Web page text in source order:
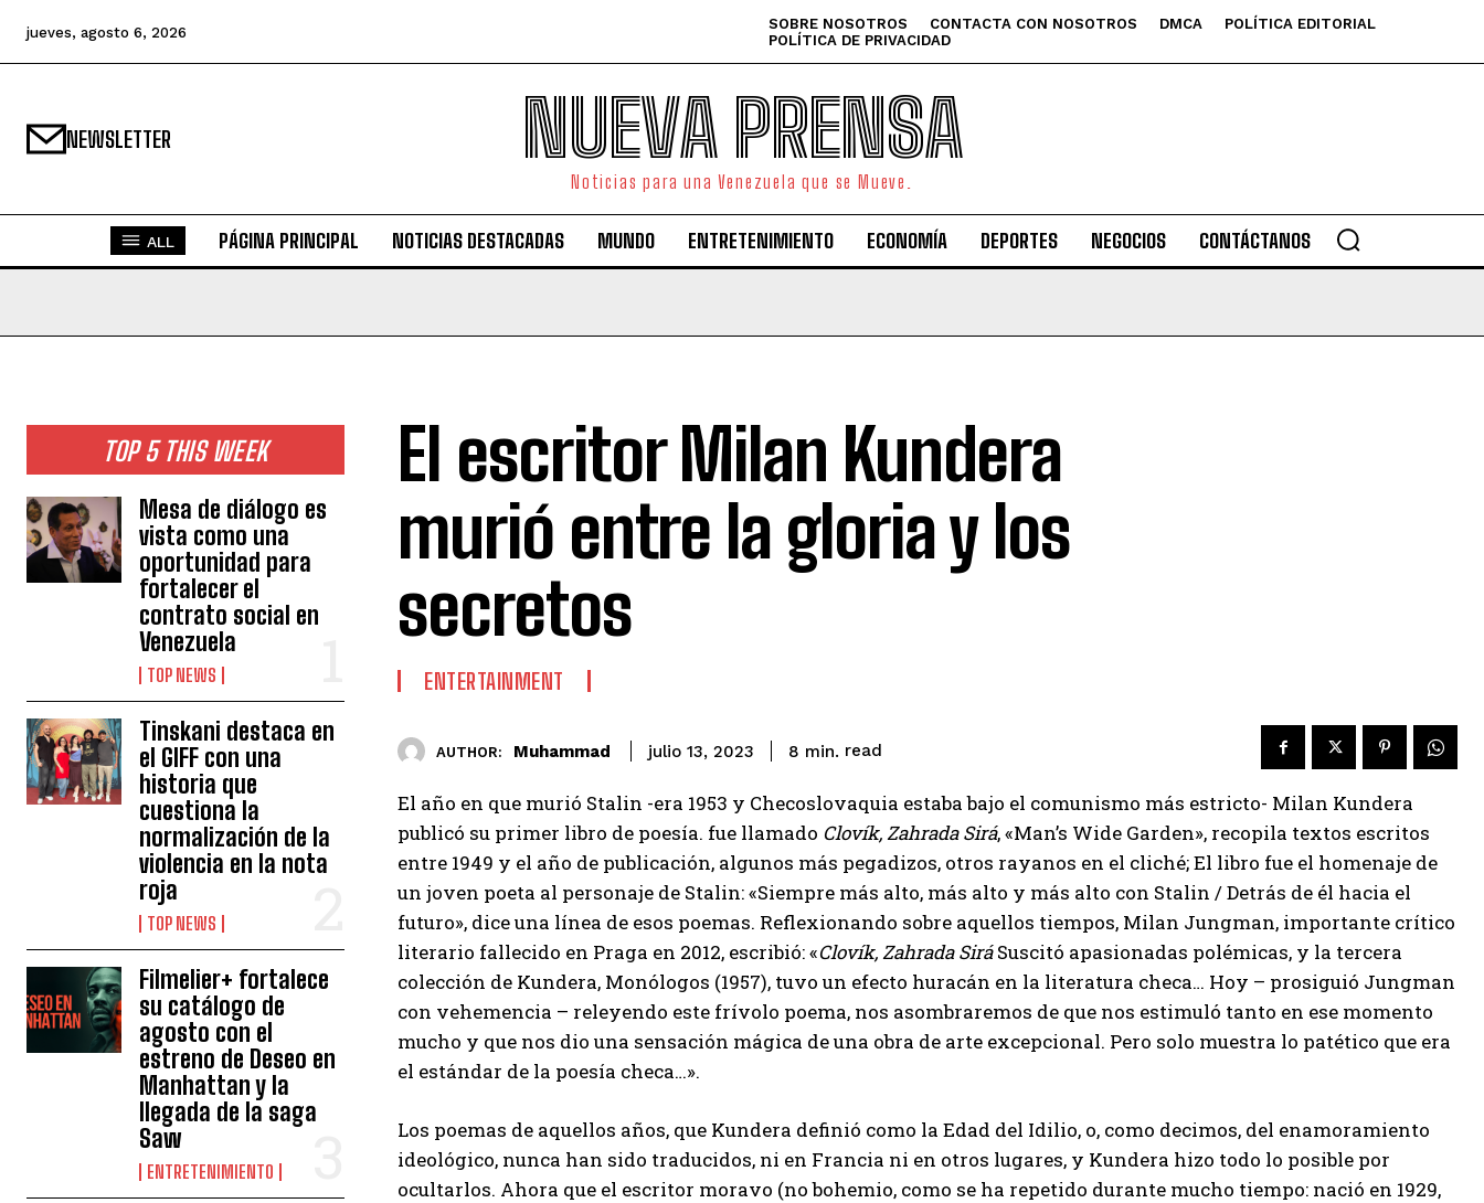
jueves, agosto 6, 2026 SOBRE NOSOTROS CONTACTA CON NOSOTROS DMCA
POLÍTICA EDITORIAL
POLÍTICA DE PRIVACIDAD
NEWSLETTER NUEVA PRENSA
Noticias para una Venezuela que se Mueve.
ALL PÁGINA PRINCIPAL NOTICIAS DESTACADAS MUNDO ENTRETENIMIENTO ECONOMÍA DEPORTES NEGOCIOS CONTÁCTANOS
TOP 5 THIS WEEK
Mesa de diálogo es
vista como una
oportunidad para
fortalecer el
contrato social en
Venezuela
TOP NEWS
Tinskani destaca en
el GIFF con una
historia que
cuestiona la
normalización de la
violencia en la nota
roja
TOP NEWS
Filmelier+ fortalece
su catálogo de
agosto con el
estreno de Deseo en
Manhattan y la
llegada de la saga
Saw
ENTRETENIMIENTO
El escritor Milan Kundera
murió entre la gloria y los
secretos
ENTERTAINMENT
AUTHOR: Muhammad julio 13, 2023 8 min. read
El año en que murió Stalin -era 1953 y Checoslovaquia estaba bajo el comunismo más estricto- Milan Kundera
publicó su primer libro de poesía. fue llamado Clovík, Zahrada Sirá, «Man’s Wide Garden», recopila textos escritos
entre 1949 y el año de publicación, algunos más pegadizos, otros rayanos en el cliché; El libro fue el homenaje de
un joven poeta al personaje de Stalin: «Siempre más alto, más alto y más alto con Stalin / Detrás de él hacia el
futuro», dice una línea de esos poemas. Reflexionando sobre aquellos tiempos, Milan Jungman, importante crítico
literario fallecido en Praga en 2012, escribió: «Clovík, Zahrada SiráSuscitó apasionadas polémicas, y la tercera
colección de Kundera, Monólogos (1957), tuvo un efecto huracán en la literatura checa… Hoy – prosiguió Jungman
con vehemencia – releyendo este frívolo poema, nos asombraremos de que nos estimuló tanto en ese momento
mucho y que nos dio una sensación mágica de una obra de arte excepcional. Pero solo muestra lo patético que era
el estándar de la poesía checa…».
Los poemas de aquellos años, que Kundera definió como la Edad del Idilio, o, como decimos, del enamoramiento
ideológico, nunca han sido traducidos, ni en Francia ni en otros lugares, y Kundera hizo todo lo posible por
ocultarlos. Ahora que el escritor moravo (no bohemio, como se ha repetido durante mucho tiempo: nació en 1929,